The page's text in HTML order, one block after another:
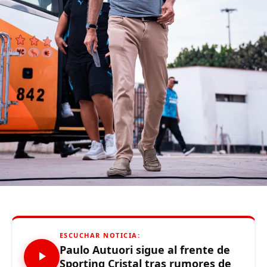
(function(d, s, id) {
var js, fjs = d.getElementsByTagName(s)[0];
if (d.getElementById(id)) {return;}
js = d.createElement(s); js.id = id;
js.src = «//connect.facebook.net/es_LA/all.js#xfbml=1»;
fjs.parentNode.insertBefore(js, fjs);
}(document, «script», «facebook-jssdk»));
Source link
ESCUCHAR NOTICIA:
Paulo Autuori sigue al frente de
Sporting Cristal tras rumores de